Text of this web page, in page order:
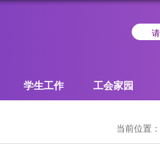
学生工作 工会家园
当前位置：